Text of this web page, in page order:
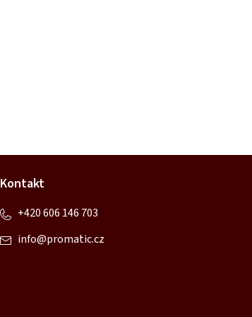
Kontakt
info@promatic.cz
+420 606 146 703